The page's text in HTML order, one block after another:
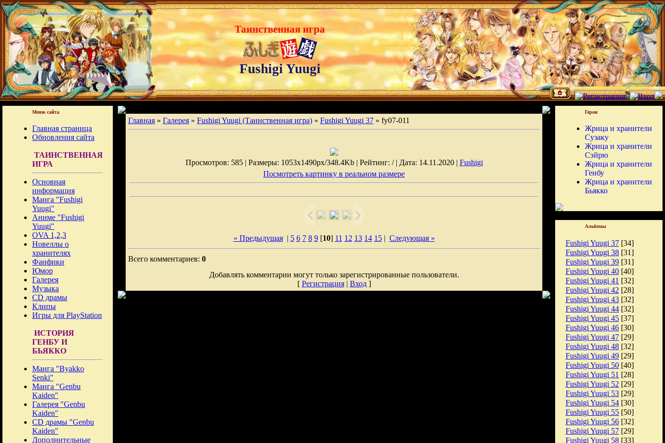
Таинственная игра
Fushigi Yuugi
Меню сайта
Главная страница
Обновления сайта
ТАИНСТВЕННАЯ
ИГРА
Основная
информация
Манга "Fushigi
Yuugi"
Аниме "Fushigi
Yuugi"
OVA 1,2,3
Новеллы о
хранителях
Фанфики
Юмор
Галерея
Музыка
CD драмы
Клипы
Игры для PlayStation
ИСТОРИЯ
ГЕНБУ И
БЬЯККО
Манга "Byakko
Senki"
Манга "Genbu
Kaiden"
Галерея "Genbu
Kaiden"
CD драмы "Genbu
Kaiden"
Дополнительные
Главная » Галерея » Fushigi Yuugi (Таинственная игра) » Fushigi Yuugi 37 » fy07-011
Просмотров: 585 | Размеры: 1053x1490px/348.4Kb | Рейтинг: / | Дата: 14.11.2020 | Fushigi
Посмотреть картинку в реальном размере
« Предыдущая| 5 6 7 8 9[10] 11 12 13 14 15| Следующая »
Всего комментариев: 0
Добавлять комментарии могут только зарегистрированные пользователи.
[ Регистрация| Вход]
Герои
Жрица и хранители
Сузаку
Жрица и хранители
Сэйрю
Жрица и хранители
Генбу
Жрица и хранители
Бьякко
Альбомы
Fushigi Yuugi 37 [34]
Fushigi Yuugi 38 [31]
Fushigi Yuugi 39 [31]
Fushigi Yuugi 40 [40]
Fushigi Yuugi 41 [32]
Fushigi Yuugi 42 [28]
Fushigi Yuugi 43 [32]
Fushigi Yuugi 44 [32]
Fushigi Yuugi 45 [37]
Fushigi Yuugi 46 [30]
Fushigi Yuugi 47 [29]
Fushigi Yuugi 48 [32]
Fushigi Yuugi 49 [29]
Fushigi Yuugi 50 [40]
Fushigi Yuugi 51 [28]
Fushigi Yuugi 52 [29]
Fushigi Yuugi 53 [29]
Fushigi Yuugi 54 [30]
Fushigi Yuugi 55 [50]
Fushigi Yuugi 56 [32]
Fushigi Yuugi 57 [29]
Fushigi Yuugi 58 [33]